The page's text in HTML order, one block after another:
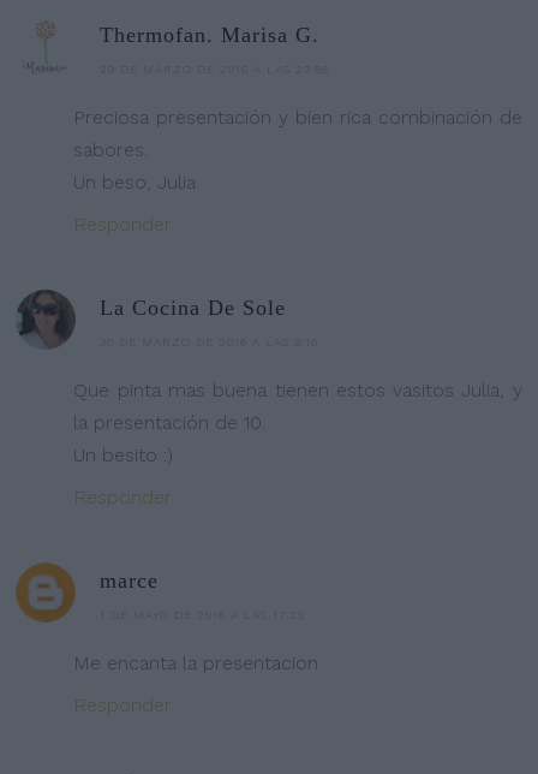
Thermofan. Marisa G.
Preciosa presentación y bien rica combinación de
sabores.
Un beso, Julia
Responder
La Cocina De Sole
Que pinta mas buena tienen estos vasitos Julia, y
la presentación de 10.
Un besito :)
Responder
marce
Me encanta la presentacion
Responder